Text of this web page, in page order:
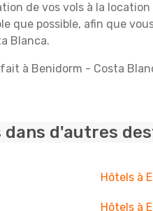
de vos vols à la
que possible, afin que
Blanca.
à Benidorm - Costa
dans d'autres
Hôtels à
Hôtels à